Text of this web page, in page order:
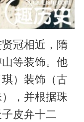
冠相近，隋
等装饰。他
）装饰（古
，并根据珠
皮弁十二